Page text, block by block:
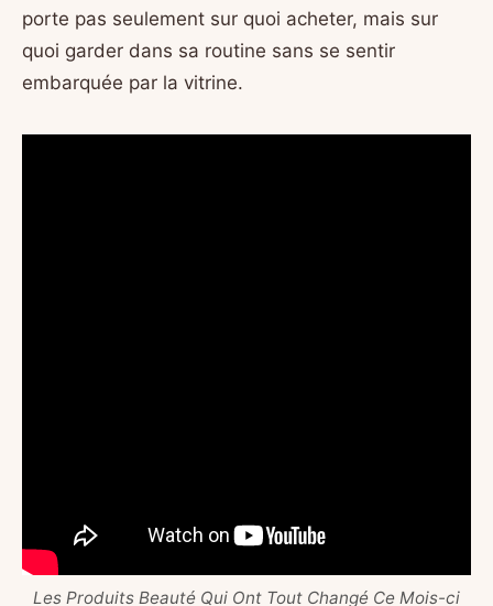
porte pas seulement sur quoi acheter, mais sur
quoi garder dans sa routine sans se sentir
embarquée par la vitrine.
Les Produits Beauté Qui Ont Tout Changé Ce Mois-ci